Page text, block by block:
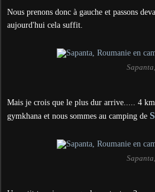
Nous prenons donc à gauche et passons
aujourd'hui cela suffit.
Mais je crois que le plus dur arrive..... 4
gymkhana et nous sommes au camping de